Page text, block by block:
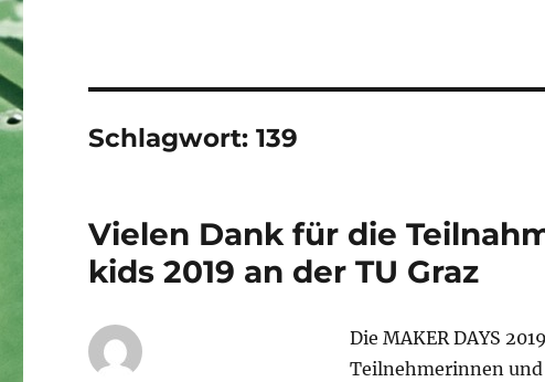
Schlagwort:139
Vielen Dank für die
kids 2019 an der TU Graz
Die MAKER DAYS
Teilnehmerinnen